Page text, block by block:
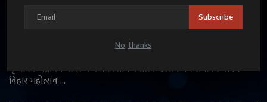
Subscribe
No, thanks
नौका विहार के साथ हुआ चंद्रोदय मंदिर के त्रिदिवसीय
वृन्दावन चंद्रोदय मंदिर के त्रिदिवसीय कार्तिक उत्सव का समापन नौका
विहार महोत्सव ...